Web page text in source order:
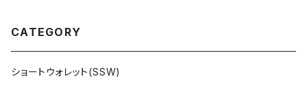
CATEGORY
ショートウォレット(SSW)